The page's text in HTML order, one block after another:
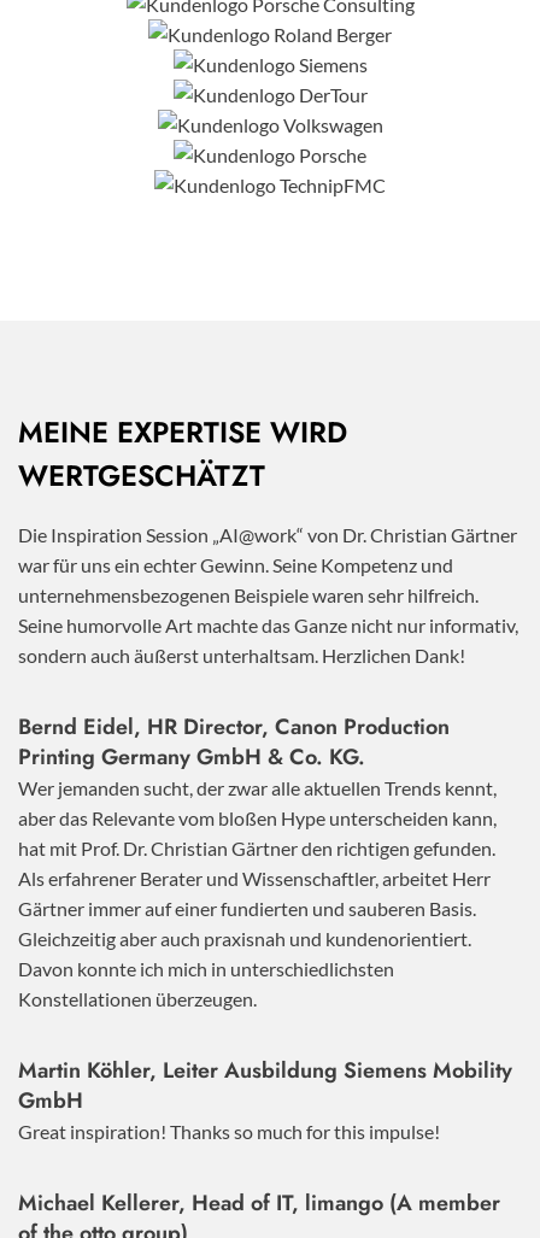
MEINE EXPERTISE WIRD
WERTGESCHÄTZT
Die Inspiration Session „AI@work“ von Dr. Christian Gärtner
war für uns ein echter Gewinn. Seine Kompetenz und
unternehmensbezogenen Beispiele waren sehr hilfreich.
Seine humorvolle Art machte das Ganze nicht nur informativ,
sondern auch äußerst unterhaltsam. Herzlichen Dank!
Bernd Eidel, HR Director, Canon Production
Printing Germany GmbH & Co. KG.
Wer jemanden sucht, der zwar alle aktuellen Trends kennt,
aber das Relevante vom bloßen Hype unterscheiden kann,
hat mit Prof. Dr. Christian Gärtner den richtigen gefunden.
Als erfahrener Berater und Wissenschaftler, arbeitet Herr
Gärtner immer auf einer fundierten und sauberen Basis.
Gleichzeitig aber auch praxisnah und kundenorientiert.
Davon konnte ich mich in unterschiedlichsten
Konstellationen überzeugen.
Martin Köhler, Leiter Ausbildung Siemens Mobility
GmbH
Great inspiration! Thanks so much for this impulse!
Michael Kellerer, Head of IT, limango (A member